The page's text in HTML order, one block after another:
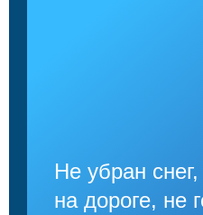
Не убран
на дороге, не